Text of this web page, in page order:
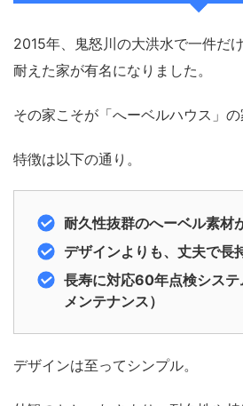
2015年、鬼怒川の大洪水で一件だ
耐えた家が有名になりました。
その家こそが「へーベルハウス」の
特徴は以下の通り。
耐久性抜群のへーベル素材
デザインよりも、丈夫で長
長寿に対応60年点検シス
メンテナンス）
デザインは至ってシンプル。